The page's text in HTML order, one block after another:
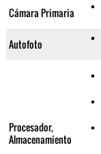
Cámara Primaria
Autofoto
Procesador,
Almacenamiento